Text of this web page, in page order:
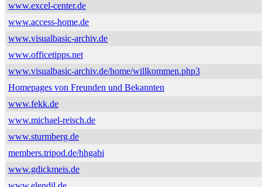
www.excel-center.de
www.access-home.de
www.visualbasic-archiv.de
www.officetipps.net
www.visualbasic-archiv.de/home/willkommen.php3
Homepages von Freunden und Bekannten
www.fekk.de
www.michael-reisch.de
www.sturmberg.de
members.tripod.de/hhgabi
www.gdickmeis.de